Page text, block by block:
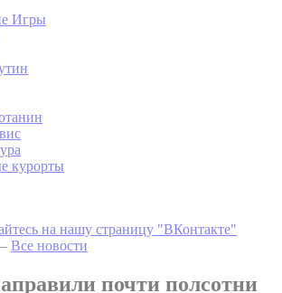
Игры
курорты
на нашу страницу "ВКонтакте"
Все новости
почти полсотни